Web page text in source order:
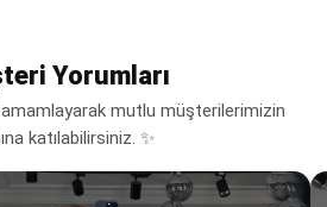
Yorumları
mutlu müşterilerimizin
katılabilirsiniz. ✨